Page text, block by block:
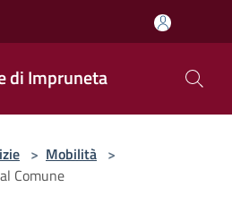
di Impruneta
> Mobilità >
Comune